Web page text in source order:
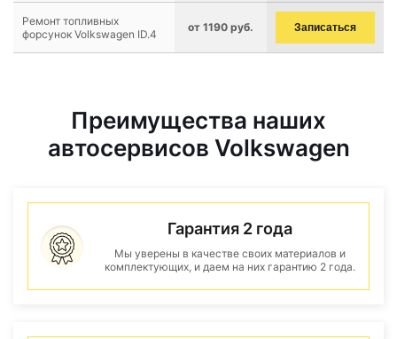
Ремонт топливных
форсунок Volkswagen ID.4
от 1190 руб. Записаться
Преимущества наших
автосервисов Volkswagen
Гарантия 2 года
Мы уверены в качестве своих материалов и
комплектующих, и даем на них гарантию 2 года.